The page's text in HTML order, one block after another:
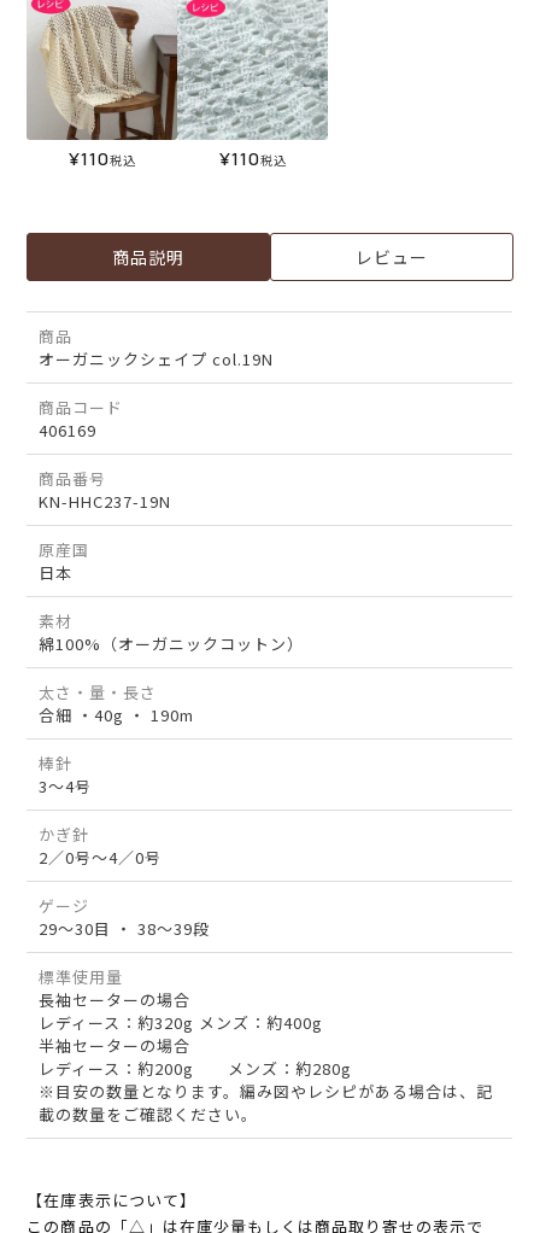
¥110税込 ¥110税込
商品説明 レビュー
商品
オーガニックシェイプ col.19N
商品コード
406169
商品番号
KN-HHC237-19N
原産国
日本
素材
綿100%（オーガニックコットン）
太さ・量・長さ
合細 ・40g ・ 190m
棒針
3～4号
かぎ針
2／0号～4／0号
ゲージ
29～30目 ・ 38～39段
標準使用量
長袖セーターの場合
レディース：約320g メンズ：約400g
半袖セーターの場合
レディース：約200g メンズ：約280g
※目安の数量となります。編み図やレシピがある場合は、記
載の数量をご確認ください。
【在庫表示について】
この商品の「△」は在庫少量もしくは商品取り寄せの表示で